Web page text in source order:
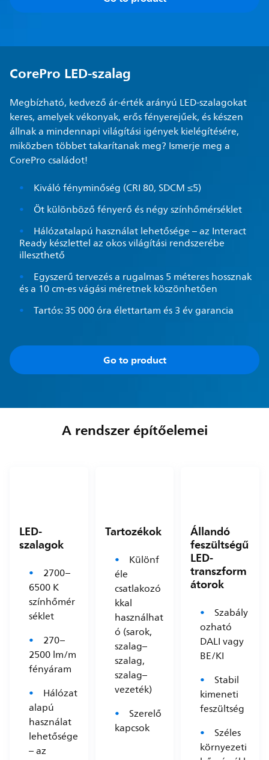
CorePro LED-szalag
Megbízható, kedvező ár-érték arányú LED-szalagokat
keres, amelyek vékonyak, erős fényerejűek, és készen
állnak a mindennapi világítási igények kielégítésére,
miközben többet takarítanak meg? Ismerje meg a
CorePro családot!
Kiváló fényminőség (CRI 80, SDCM ≤5)
Öt különböző fényerő és négy színhőmérséklet
Hálózatalapú használat lehetősége – az Interact
Ready készlettel az okos világítási rendszerébe
illeszthető
Egyszerű tervezés a rugalmas 5 méteres hossznak
és a 10 cm-es vágási méretnek köszönhetően
Tartós: 35 000 óra élettartam és 3 év garancia
Go to product
A rendszer építőelemei
LED-
szalagok
2700–
6500 K
színhőmér
séklet
270–
2500 lm/m
fényáram
Hálózat
alapú
használat
lehetősége
– az
Tartozékok
Különf
éle
csatlakozó
kkal
használhat
ó (sarok,
szalag–
szalag,
szalag–
vezeték)
Szerelő
kapcsok
Állandó
feszültségű
LED-
transzform
átorok
Szabály
ozható
DALI vagy
BE/KI
Stabil
kimeneti
feszültség
Széles
környezeti